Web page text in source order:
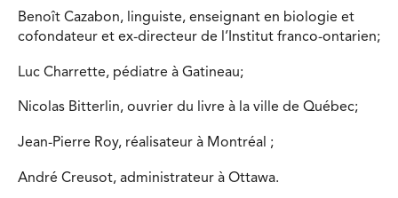
Benoît Cazabon, linguiste, enseignant en biologie et
cofondateur et ex-directeur de l’Institut franco-ontarien;
Luc Charrette, pédiatre à Gatineau;
Nicolas Bitterlin, ouvrier du livre à la ville de Québec;
Jean-Pierre Roy, réalisateur à Montréal ;
André Creusot, administrateur à Ottawa.